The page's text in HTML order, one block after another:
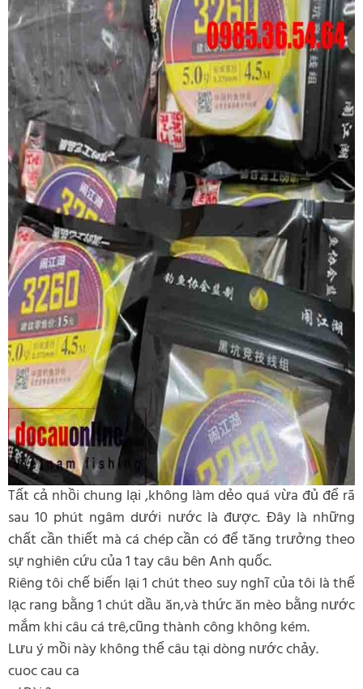
Tất cả nhồi chung lại ,không làm dẻo quá vừa đủ để rã
sau 10 phút ngâm dưới nước là được. Đây là những
chất cần thiết mà cá chép cần có để tăng trưởng theo
sự nghiên cứu của 1 tay câu bên Anh quốc.
Riêng tôi chế biến lại 1 chút theo suy nghĩ của tôi là thế
lạc rang bằng 1 chút dầu ăn,và thức ăn mèo bằng nước
mắm khi câu cá trê,cũng thành công không kém.
Lưu ý mồi này không thể câu tại dòng nước chảy.
cuoc cau ca